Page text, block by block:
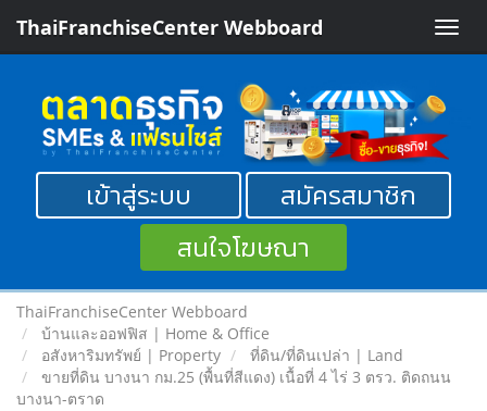
Toggle
ThaiFranchiseCenter Webboard
เข้าสู่ระบบ
สมัครสมาชิก
สนใจโฆษณา
ThaiFranchiseCenter Webboard
บ้านและออฟฟิส | Home & Office
อสังหาริมทรัพย์ | Property
ที่ดิน/ที่ดินเปล่า | Land
ขายที่ดิน บางนา กม.25 (พื้นที่สีแดง) เนื้อที่ 4 ไร่ 3 ตรว. ติดถนน
บางนา-ตราด